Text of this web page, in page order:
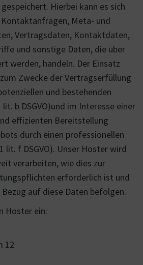
Hierbei kann es sich
Kontaktanfragen, Meta- und
Vertragsdaten, Kontaktdaten,
und sonstige Daten, die über
werden, handeln. Der Einsatz
Zwecke der Vertragserfüllung
und bestehenden
lit. b DSGVO)und im Interesse einer
effizienten Bereitstellung
durch einen professionellen
lit. f DSGVO). Unser Hoster wird
verarbeiten, wie dies zur
erforderlich ist und
Bezug auf diese Daten befolgen.
Hoster ein:
12